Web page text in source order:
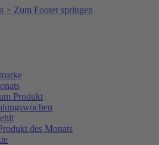
> Zum Footer springen
Produkt
des Monats